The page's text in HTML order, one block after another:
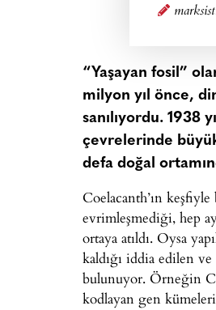
“Yaşayan fosil”
milyon yıl önce,
sanılıyordu. 1938
çevrelerinde
defa doğal
Coelacanth’ın
evrimleşmediği, hep
ortaya atıldı. Oysa
kaldığı iddia edilen
bulunuyor. Örneğin
kodlayan gen